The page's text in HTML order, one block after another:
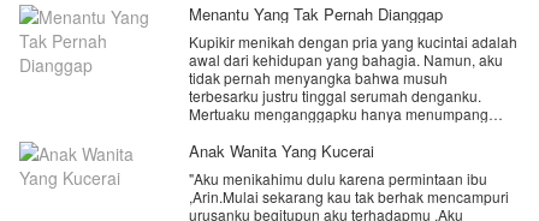
Menantu Yang Tak Pernah Dianggap
Kupikir menikah dengan pria yang kucintai adalah
awal dari kehidupan yang bahagia. Namun, aku
tidak pernah menyangka bahwa musuh
terbesarku justru tinggal serumah denganku.
Mertuaku menganggapku hanya menumpang
pekerjaan rumah, difitnah di depan tetangga,
setiap hari. Sementara suamiku... selalu memilih
mengalah demi ibunya.
Anak Wanita Yang Kucerai
"Aku menikahimu dulu karena permintaan ibu
,Arin.Mulai sekarang kau tak berhak mencampuri
urusanku begitupun aku terhadapmu .Aku